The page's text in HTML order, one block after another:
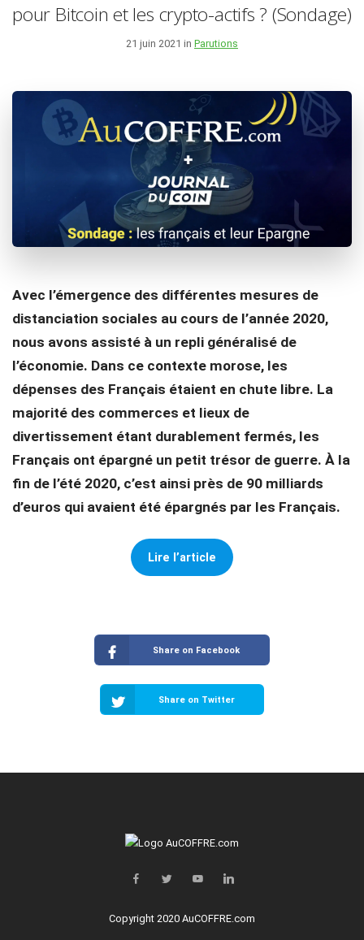
pour Bitcoin et les crypto-actifs ? (Sondage)
21 juin 2021 in Parutions
Avec l’émergence des différentes mesures de
distanciation sociales au cours de l’année 2020,
nous avons assisté à un repli généralisé de
l’économie. Dans ce contexte morose, les
dépenses des Français étaient en chute libre. La
majorité des commerces et lieux de
divertissement étant durablement fermés, les
Français ont épargné un petit trésor de guerre. À la
fin de l’été 2020, c’est ainsi près de 90 milliards
d’euros qui avaient été épargnés par les Français.
Lire l’article
Share on Facebook
Share on Twitter
Copyright 2020 AuCOFFRE.com